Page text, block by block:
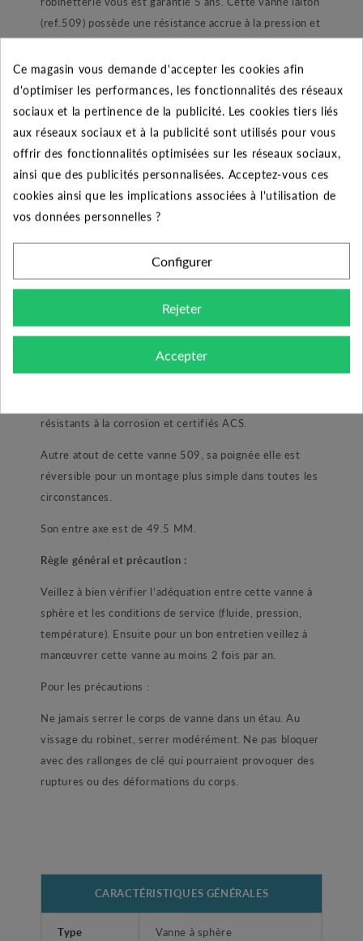
(ref.509) possède une résistance accrue à la pression et
aux températures. En effet, cette vanne à sphère
résiste à des températures comprises entre 0°C et
+120°C mais son principal atout est sa tolérance aux
fortes pressions. Selon les diamètres de raccordements
cette résistance varie : la pression maxi admise est de
40 bars pour les modèles allant jusqu’à 1 pouce, 30 bars
en 1 pouce ¼, 25 bars en 1 pouce 1/2, 20 bars en 2
pouces et 10 bars au-delà de ces diamètres. Pour son
utilisation cette vanne à sphère est particulièrement
potable, climatisation, arrosage ainsi que l’irrigation.
Construction :
Dans sa construction cette vanne à sphère laiton est
principalement composée de laiton. Son écrou presse
étoupe, son corps intérieur et extérieur, la sphère ainsi
résistants à la corrosion et certifiés ACS.
Autre atout de cette vanne 509, sa poignée elle est
réversible pour un montage plus simple dans toutes les
circonstances.
Son entre axe est de 49.5 MM.
Règle général et précaution :
Veillez à bien vérifier l’adéquation entre cette vanne à
sphère et les conditions de service (fluide, pression,
température). Ensuite pour un bon entretien veillez à
manœuvrer cette vanne au moins 2 fois par an.
Pour les précautions :
Ne jamais serrer le corps de vanne dans un étau. Au
vissage du robinet, serrer modérément. Ne pas bloquer
avec des rallonges de clé qui pourraient provoquer des
ruptures ou des déformations du corps.
CARACTÉRISTIQUES GÉNÉRALES
Type Vanne à sphère
Ce magasin vous demande d'accepter les cookies afin
d'optimiser les performances, les fonctionnalités des réseaux
sociaux et la pertinence de la publicité. Les cookies tiers liés
aux réseaux sociaux et à la publicité sont utilisés pour vous
offrir des fonctionnalités optimisées sur les réseaux sociaux,
ainsi que des publicités personnalisées. Acceptez-vous ces
cookies ainsi que les implications associées à l'utilisation de
vos données personnelles ?
Configurer
Rejeter
Accepter